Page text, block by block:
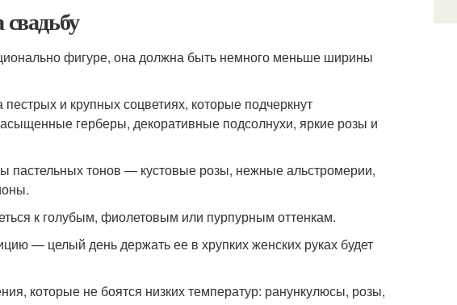
фигуре, она должна быть немного меньше ширины
и крупных соцветиях, которые подчеркнут
герберы, декоративные подсолнухи, яркие розы и
пастельных тонов — кустовые розы, нежные альстромерии,
к голубым, фиолетовым или пурпурным оттенкам.
— целый день держать ее в хрупких женских руках будет
которые не боятся низких температур: ранункулюсы, розы,